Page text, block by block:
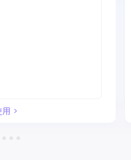
用